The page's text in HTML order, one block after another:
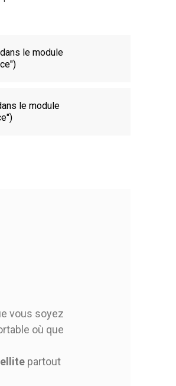
le module
le module
vous soyez
où que
partout